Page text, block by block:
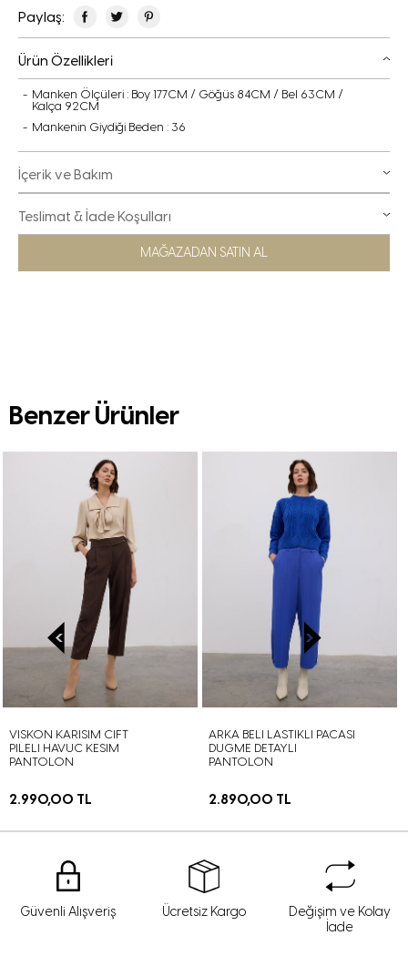
Paylaş:
Ürün Özellikleri
Manken Ölçüleri : Boy 177CM / Göğüs 84CM / Bel 63CM /
Kalça 92CM
Mankenin Giydiği Beden : 36
İçerik ve Bakım
Teslimat & İade Koşulları
MAĞAZADAN SATIN AL
Benzer Ürünler
VISKON KARISIM CIFT
PILELI HAVUC KESIM
PANTOLON
2.990,00 TL
ARKA BELI LASTIKLI PACASI
DUGME DETAYLI
PANTOLON
2.890,00 TL
Güvenli Alışveriş Ücretsiz Kargo
Değişim ve Kolay
İade